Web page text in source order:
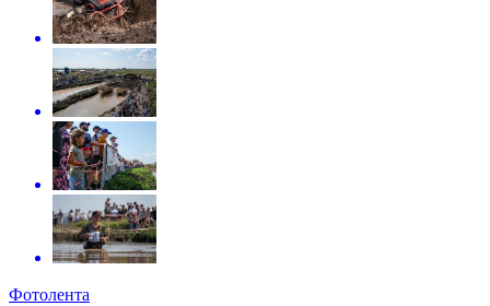
Фотолента